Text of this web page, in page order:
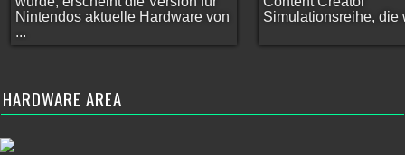
Nintendos aktuelle Hardware von
...
Simulationsreihe, die
HARDWARE AREA